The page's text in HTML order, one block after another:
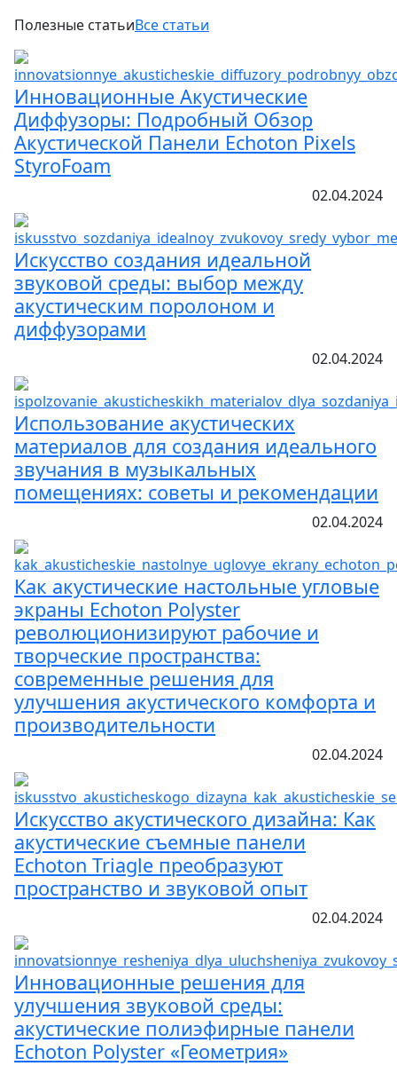
Полезные статьиВсе статьи
Инновационные Акустические
Диффузоры: Подробный Обзор
Акустической Панели Echoton Pixels
StyroFoam
02.04.2024
Искусство создания идеальной
звуковой среды: выбор между
акустическим поролоном и
диффузорами
02.04.2024
Использование акустических
материалов для создания идеального
звучания в музыкальных
помещениях: советы и рекомендации
02.04.2024
Как акустические настольные угловые
экраны Echoton Polyster
революционизируют рабочие и
творческие пространства:
современные решения для
улучшения акустического комфорта и
производительности
02.04.2024
Искусство акустического дизайна: Как
акустические съемные панели
Echoton Triagle преобразуют
пространство и звуковой опыт
02.04.2024
Инновационные решения для
улучшения звуковой среды:
акустические полиэфирные панели
Echoton Polyster «Геометрия»